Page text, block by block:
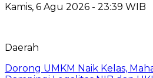
Kamis, 6 Agu 2026 - 23:39 WIB
Daerah
Dorong UMKM Naik Kelas,